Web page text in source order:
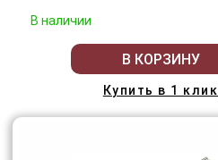
В наличии
В КОРЗИНУ
Купить в 1 клик